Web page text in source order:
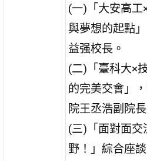
(一)「大安高工
與夢想的起點
益强校長。
(二)「臺科大×
的完美交會」
院王丞浩副院長
(三)「面對面
野！」綜合座談